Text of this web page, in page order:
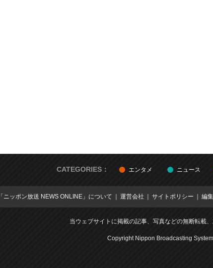
CATEGORIES： エンタメ ニュース
「ニッポン放送 NEWS ONLINE」について 運営会社 サイトポリシー 編
当ウェブサイトに掲載の記事、写真などの無断転載
Copyright Nippon Broadcasting